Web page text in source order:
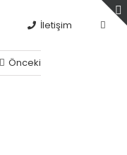
İletişim
Önceki